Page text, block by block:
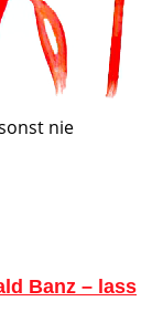
nie
Banz – lass